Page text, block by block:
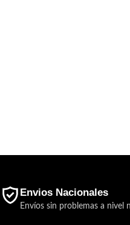
Envios Nacionales
Envíos sin problemas a nivel